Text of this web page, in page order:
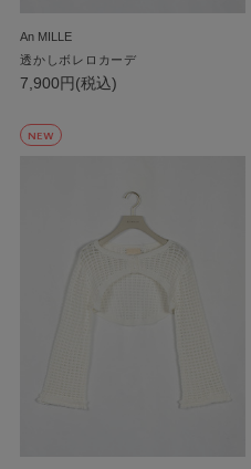
An MILLE
透かしボレロカーデ
7,900円(税込)
NEW